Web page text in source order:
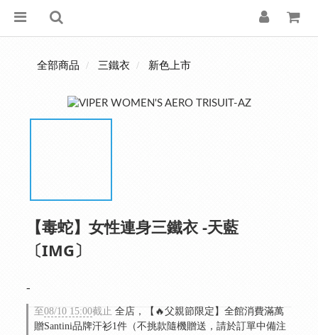
全部商品 三鐵衣 新色上市
【毒蛇】女性連身三鐵衣 -天藍
〔IMG〕
-
至08/10 15:00截止 全店，【🔥父親節限定】全館消費滿萬
贈Santini品牌汗衫1件（不挑款隨機贈送，請於訂單中備注